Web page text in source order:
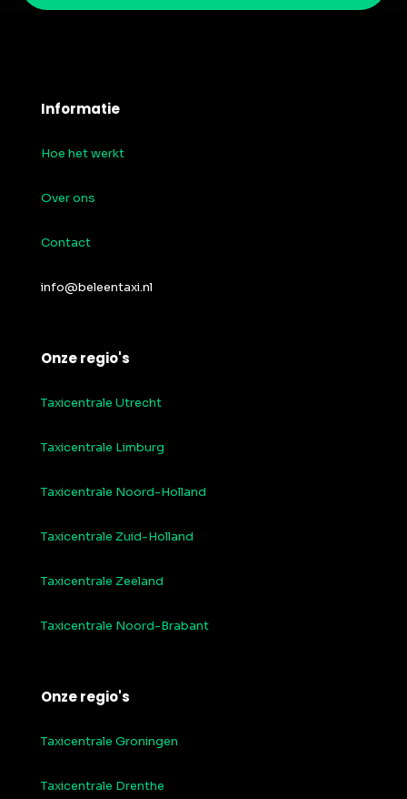
Informatie
Hoe het werkt
Over ons
Contact
info@beleentaxi.nl
Onze regio's
Taxicentrale Utrecht
Taxicentrale Limburg
Taxicentrale Noord-Holland
Taxicentrale Zuid-Holland
Taxicentrale Zeeland
Taxicentrale Noord-Brabant
Onze regio's
Taxicentrale Groningen
Taxicentrale Drenthe